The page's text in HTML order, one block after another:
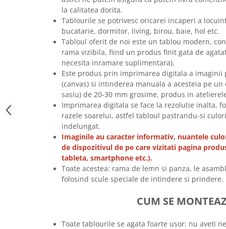
Tricouri music is life
Tricouri sporturi de iarna
Tricouri snowboard
Tricouri aniversare
Tricouri cadou 20 ani
Tricouri cadou 30 ani
Tricouri cadou 40 ani
Tricouri cadou 50 ani
Tricouri cadou 60 ani
Tricouri motociclisti
Tricouri motociclisti
Tricouri biciclisti
la calitatea dorita.
Tablourile se potrivesc oricarei incaperi a
bucatarie, dormitor, living, birou, baie, hol etc.
Tabloul oferit de noi este un tablou modern,
rama vizibila, fiind un produs finit gata de
necesita inramare suplimentara).
Este produs prin imprimarea digitala a
(canvas) si intinderea manuala a acesteia pe
sasiu) de 20-30 mm grosime, produs in
Imprimarea digitala se face la rezolutie inalta,
razele soarelui, astfel tabloul pastrandu-si
indelungat.
Imaginile au caracter informativ, nuantele
de dispozitivul de pe care vizitati pagina
tableta, smartphone etc.).
Toate acestea: rama de lemn si panza, le
folosind scule speciale de intindere si prindere.
CUM SE
Toate tablourile se agata foarte usor: nu aveti